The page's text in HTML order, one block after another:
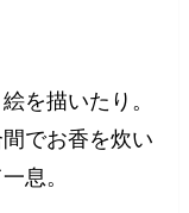
を描いたり。
でお香を炊い
息。